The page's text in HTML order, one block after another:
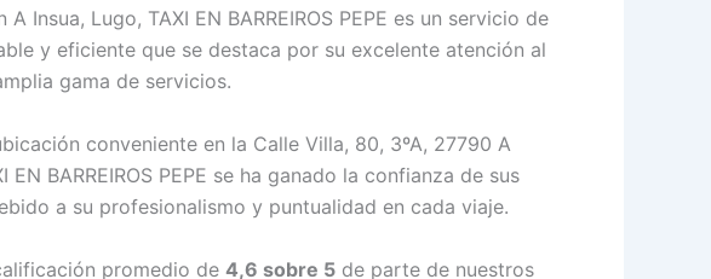
A Insua, Lugo, TAXI EN BARREIROS PEPE es un servicio de
y eficiente que se destaca por su excelente atención al
gama de servicios.
conveniente en la Calle Villa, 80, 3ºA, 27790 A
EN BARREIROS PEPE se ha ganado la confianza de sus
a su profesionalismo y puntualidad en cada viaje.
promedio de 4,6 sobre 5 de parte de nuestros